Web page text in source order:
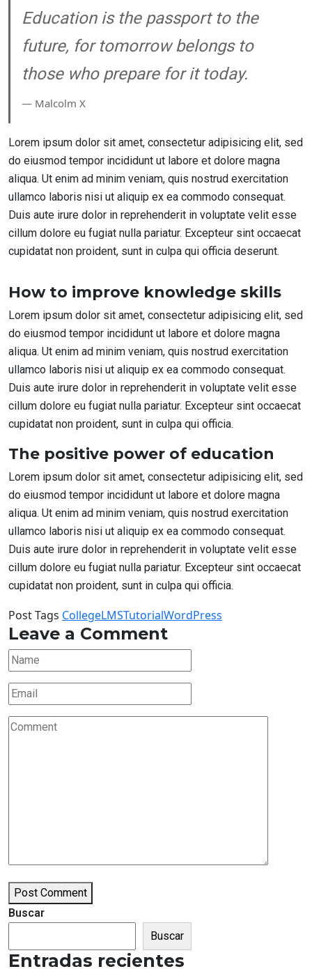
Education is the passport to the
future, for tomorrow belongs to
those who prepare for it today.
― Malcolm X
Lorem ipsum dolor sit amet, consectetur adipisicing elit, sed
do eiusmod tempor incididunt ut labore et dolore magna
aliqua. Ut enim ad minim veniam, quis nostrud exercitation
ullamco laboris nisi ut aliquip ex ea commodo consequat.
Duis aute irure dolor in reprehenderit in voluptate velit esse
cillum dolore eu fugiat nulla pariatur. Excepteur sint occaecat
cupidatat non proident, sunt in culpa qui officia deserunt.
How to improve knowledge skills
Lorem ipsum dolor sit amet, consectetur adipisicing elit, sed
do eiusmod tempor incididunt ut labore et dolore magna
aliqua. Ut enim ad minim veniam, quis nostrud exercitation
ullamco laboris nisi ut aliquip ex ea commodo consequat.
Duis aute irure dolor in reprehenderit in voluptate velit esse
cillum dolore eu fugiat nulla pariatur. Excepteur sint occaecat
cupidatat non proident, sunt in culpa qui officia.
The positive power of education
Lorem ipsum dolor sit amet, consectetur adipisicing elit, sed
do eiusmod tempor incididunt ut labore et dolore magna
aliqua. Ut enim ad minim veniam, quis nostrud exercitation
ullamco laboris nisi ut aliquip ex ea commodo consequat.
Duis aute irure dolor in reprehenderit in voluptate velit esse
cillum dolore eu fugiat nulla pariatur. Excepteur sint occaecat
cupidatat non proident, sunt in culpa qui officia.
Post Tags Post
Tags
CollegeLMSTutorialWordPress
Leave a Comment
Post Comment
Buscar
Buscar
Entradas recientes